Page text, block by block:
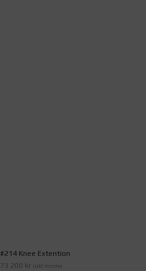
#214 Knee Extention
73 200 kr inkl moms